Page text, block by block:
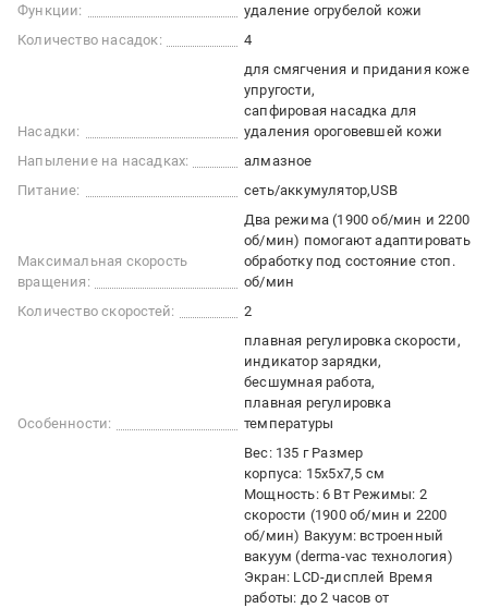
Функции:
удаление огрубелой кожи
Количество насадок:
4
Насадки:
для смягчения и придания коже
упругости
cапфировая насадка для
удаления ороговевшей кожи
Напыление на насадках:
алмазное
Питание:
сеть/аккумулятор USB
Максимальная скорость
вращения:
Два режима (1900 об/мин и 2200
об/мин) помогают адаптировать
обработку под состояние стоп.
об/мин
Количество скоростей:
2
Особенности:
плавная регулировка скорости
индикатор зарядки
бесшумная работа
плавная регулировка
температуры
Вес: 135 г Размер
корпуса: 15х5х7,5 см
Мощность: 6 Вт Режимы: 2
скорости (1900 об/мин и 2200
об/мин) Вакуум: встроенный
вакуум (derma-vac технология)
Экран: LCD-дисплей Время
работы: до 2 часов от